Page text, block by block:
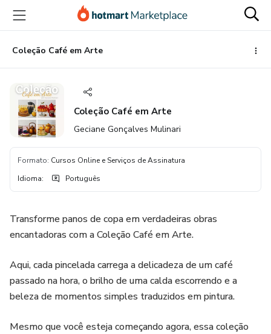
para
conteúdo
principal
para
pagamento
para
rodapé
Coleção Café em Arte
Coleção Café em Arte
Geciane Gonçalves Mulinari
Formato: Cursos Online e Serviços de Assinatura
Idioma: Português
Transforme panos de copa em verdadeiras obras
encantadoras com a Coleção Café em Arte.
Aqui, cada pincelada carrega a delicadeza de um café
passado na hora, o brilho de uma calda escorrendo e a
beleza de momentos simples traduzidos em pintura.
Mesmo que você esteja começando agora, essa coleção